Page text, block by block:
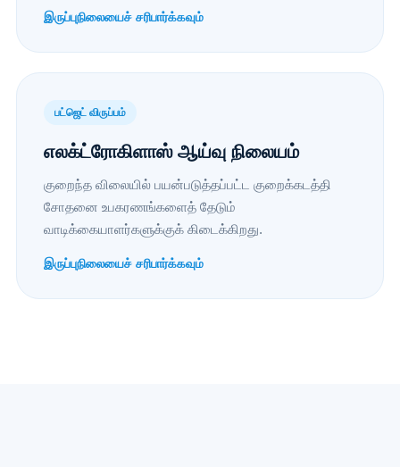
இருப்புநிலையைச் சரிபார்க்கவும்
பட்ஜெட் விருப்பம்
எலக்ட்ரோகிளாஸ் ஆய்வு நிலையம்
குறைந்த விலையில் பயன்படுத்தப்பட்ட குறைக்கடத்தி
சோதனை உபகரணங்களைத் தேடும்
வாடிக்கையாளர்களுக்குக் கிடைக்கிறது.
இருப்புநிலையைச் சரிபார்க்கவும்